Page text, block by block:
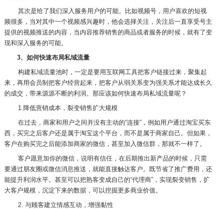
其次是给了我们深入服务用户的可能。比如视频号，用户喜欢的短视
频很多，当对其中一个视频感兴趣时，他会选择关注，关注后一直享受号主
提供的视频推送的内容，当内容推荐销售的商品或者服务的时候，就有了变
现和深入服务的可能。
3、如何快速布局私域流量
构建私域流量池时，一定是要用互联网工具把客户链接过来，聚集起
来，再用会员制把客户经营起来，把客户从弱关系变为强关系才能达成长久
的成交，带来源源不断的利润。那应该如何快速布局私域流量呢？
1.降低营销成本，裂变销售扩大规模
在过去，商家和用户之间并没有主动的“连接”，例如用户通过淘宝买东
西，买完之后客户还是属于淘宝这个平台，而不是属于商家自己。但如果，
客户在购买完之后能添加商家的微信，甚至加入微信群，那就不一样了。
客户愿意加你的微信，说明有信任，在后期推出新产品的时候，只需
要通过朋友圈或微信消息推送，就能直接触达客户。既节省了推广费用，还
能提升利润水平。甚至可以把熟客变成自己的“代理商”，实现裂变销售，扩
大客户规模，沉淀下来的数据，可以挖掘更多商业价值。
2. 与顾客建立情感互动，增强黏性